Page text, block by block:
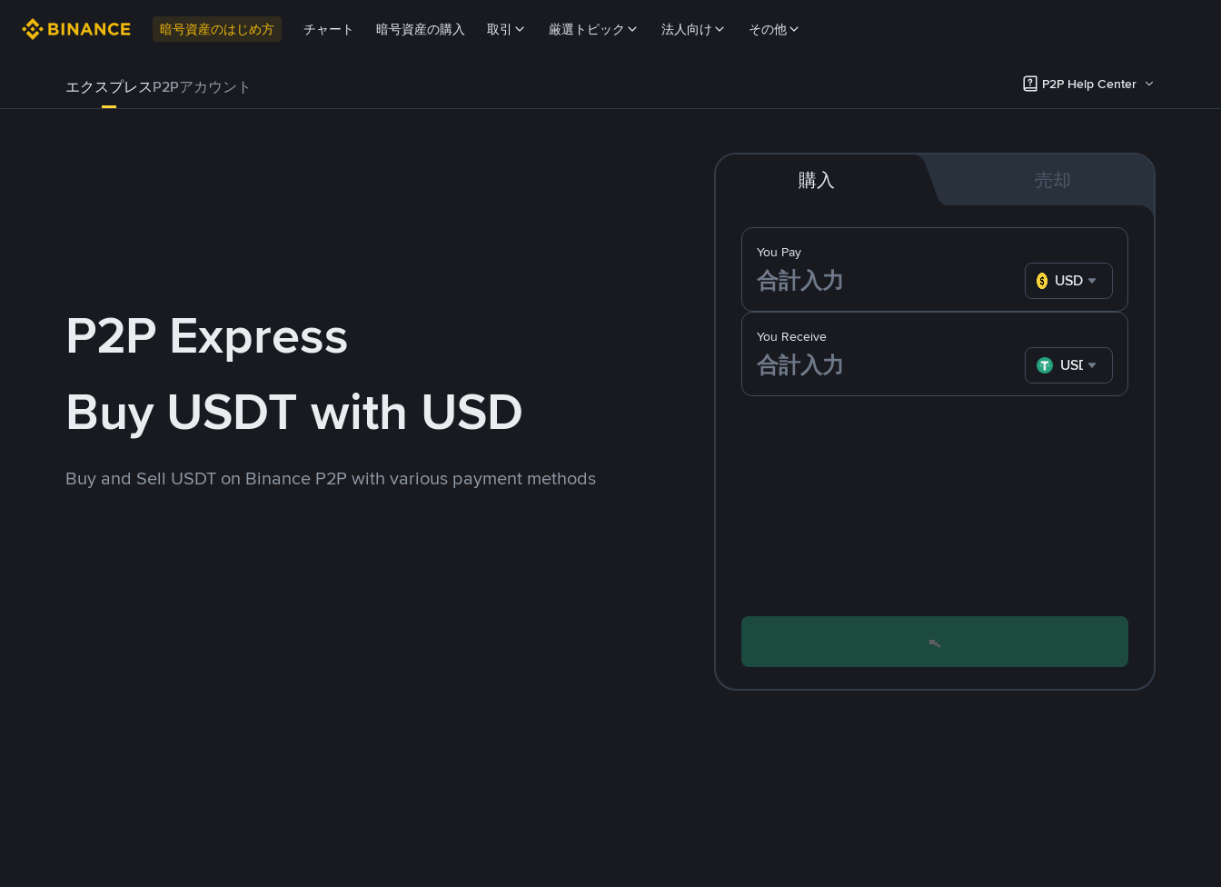
暗号資産のはじめ方 チャート 暗号資産の購入 取引 厳選トピック 法人向け その他
エクスプレスP2Pアカウント P2P Help Center
P2P Express
Buy USDT with USD
Buy and Sell USDT on Binance P2P with various payment methods
購入 売却
You Pay
USD
You Receive
USDT